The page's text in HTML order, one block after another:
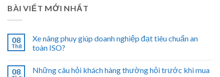
BÀI VIẾT MỚI NHẤT
08
Th8
Xe nâng phuy giúp doanh nghiệp đạt tiêu chuẩn an
toàn ISO?
08
Những câu hỏi khách hàng thường hỏi trước khi mua